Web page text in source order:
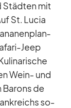
Städ­ten mit
St. Lu­cia
Jeep
Wein- und
Ba­rons de
so­